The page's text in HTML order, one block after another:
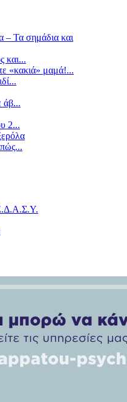
– Τα σημάδια και
και...
«κακιά» μαμά!...
άβ...
2...